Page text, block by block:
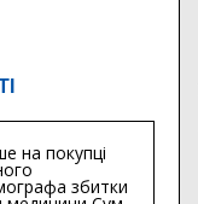
на покупці
збитки